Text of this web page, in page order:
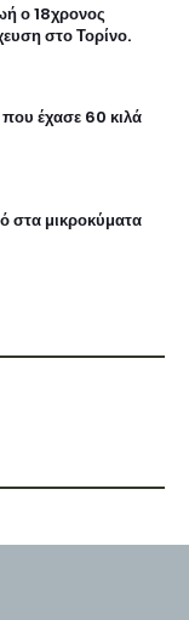
ο 18χρονος
στο Τορίνο.
έχασε 60 κιλά
στα μικροκύματα